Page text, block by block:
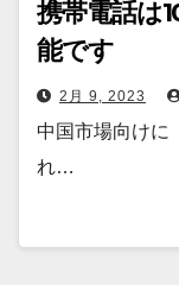
携帯電話は
能です
2月 9, 2023
中国市場向けに
れ…